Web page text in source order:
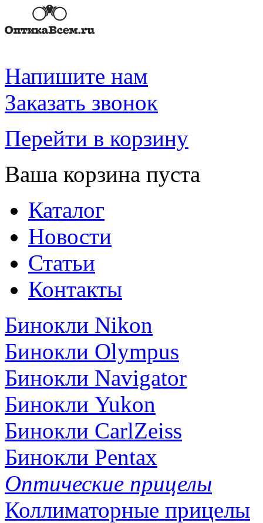
Напишите нам
Заказать звонок
Перейти в корзину
Ваша корзина пуста
Каталог
Новости
Статьи
Контакты
Бинокли Nikon
Бинокли Olympus
Бинокли Navigator
Бинокли Yukon
Бинокли CarlZeiss
Бинокли Pentax
Оптические прицелы
Коллиматорные прицелы